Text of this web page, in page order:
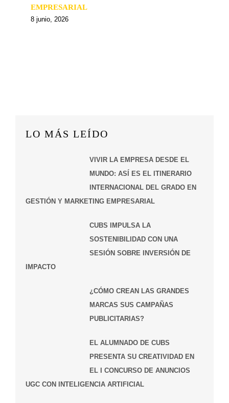
EMPRESARIAL
8 junio, 2026
LO MÁS LEÍDO
VIVIR LA EMPRESA DESDE EL
MUNDO: ASÍ ES EL ITINERARIO
INTERNACIONAL DEL GRADO EN
GESTIÓN Y MARKETING EMPRESARIAL
CUBS IMPULSA LA
SOSTENIBILIDAD CON UNA
SESIÓN SOBRE INVERSIÓN DE
IMPACTO
¿CÓMO CREAN LAS GRANDES
MARCAS SUS CAMPAÑAS
PUBLICITARIAS?
EL ALUMNADO DE CUBS
PRESENTA SU CREATIVIDAD EN
EL I CONCURSO DE ANUNCIOS
UGC CON INTELIGENCIA ARTIFICIAL